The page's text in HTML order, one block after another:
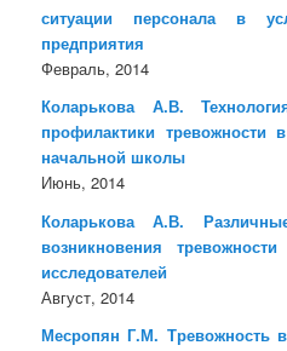
ситуации персонала в
предприятия
Февраль, 2014
Коларькова А.В.
профилактики тревожности
начальной школы
Июнь, 2014
Коларькова А.В.
возникновения
исследователей
Август, 2014
Месропян Г.М. Тревожность в